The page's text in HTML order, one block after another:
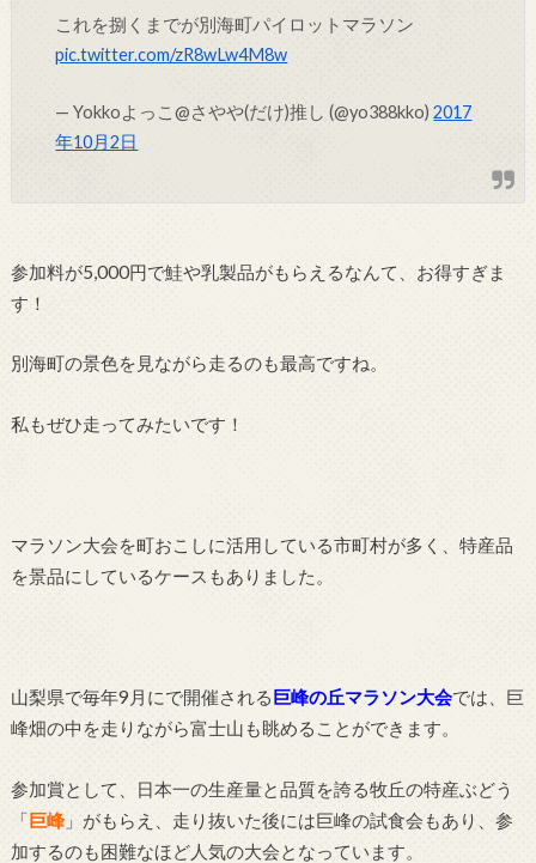
これを捌くまでが別海町パイロットマラソン
pic.twitter.com/zR8wLw4M8w
— Yokkoよっこ@さやや(だけ)推し (@yo388kko)2017
年10月2日
参加料が5,000円で鮭や乳製品がもらえるなんて、お得すぎま
す！
別海町の景色を見ながら走るのも最高ですね。
私もぜひ走ってみたいです！
マラソン大会を町おこしに活用している市町村が多く、特産品
を景品にしているケースもありました。
山梨県で毎年9月にで開催される巨峰の丘マラソン大会では、巨
峰畑の中を走りながら富士山も眺めることができます。
参加賞として、日本一の生産量と品質を誇る牧丘の特産ぶどう
「巨峰」がもらえ、走り抜いた後には巨峰の試食会もあり、参
加するのも困難なほど人気の大会となっています。